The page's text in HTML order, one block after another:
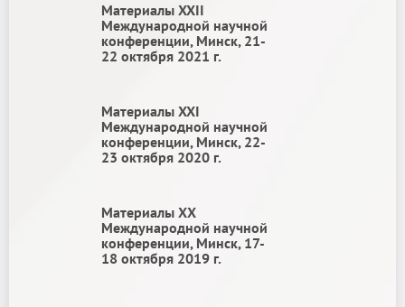
Материалы XXII
Международной научной
конференции, Минск, 21-
22 октября 2021 г.
Материалы XXI
Международной научной
конференции, Минск, 22-
23 октября 2020 г.
Материалы ХХ
Международной научной
конференции, Минск, 17-
18 октября 2019 г.